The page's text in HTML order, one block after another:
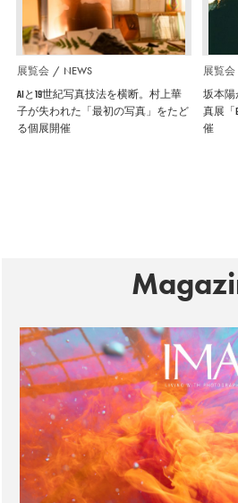
展覧会 NEWS
AIと19世紀写真技法を横断。村上華
子が失われた「最初の写真」をたど
る個展開催
展覧会
坂本
真展「
催